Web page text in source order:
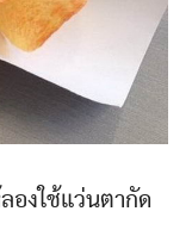
องใช้แว่นตากัด